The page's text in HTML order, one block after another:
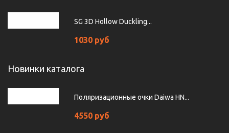
SG 3D Hollow Duckling...
1030 руб
Новинки каталога
Поляризационные очки Daiwa HN...
4550 руб